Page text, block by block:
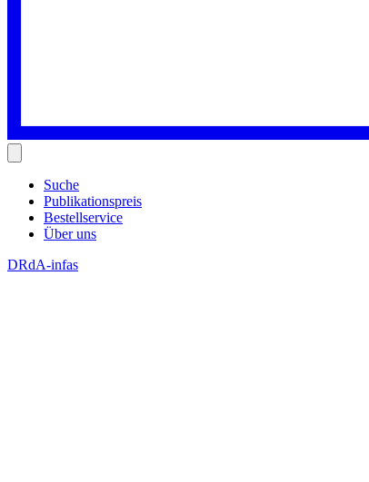
Suche
Publikationspreis
Bestellservice
Über uns
DRdA-infas